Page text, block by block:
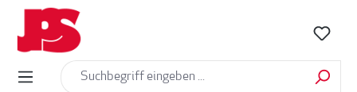
springen